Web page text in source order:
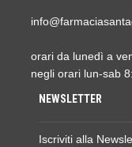
orari da lunedì a
negli orari lun-sab
NEWSLETTER
Iscriviti alla